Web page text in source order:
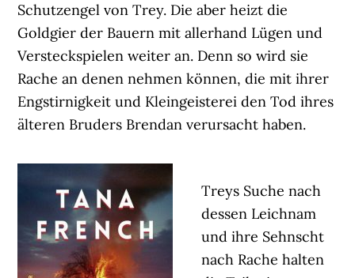
Schutzengel von Trey. Die aber heizt die
Goldgier der Bauern mit allerhand Lügen und
Versteckspielen weiter an. Denn so wird sie
Rache an denen nehmen können, die mit ihrer
Engstirnigkeit und Kleingeisterei den Tod ihres
älteren Bruders Brendan verursacht haben.
Treys Suche nach
dessen Leichnam
und ihre Sehnscht
nach Rache halten